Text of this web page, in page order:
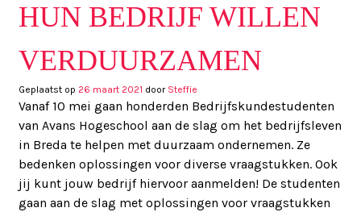
HUN BEDRIJF WILLEN
VERDUURZAMEN
Geplaatst op 26 maart 2021 door Steffie
Vanaf 10 mei gaan honderden Bedrijfskundestudenten
van Avans Hogeschool aan de slag om het bedrijfsleven
in Breda te helpen met duurzaam ondernemen. Ze
bedenken oplossingen voor diverse vraagstukken. Ook
jij kunt jouw bedrijf hiervoor aanmelden! De studenten
gaan aan de slag met oplossingen voor vraagstukken